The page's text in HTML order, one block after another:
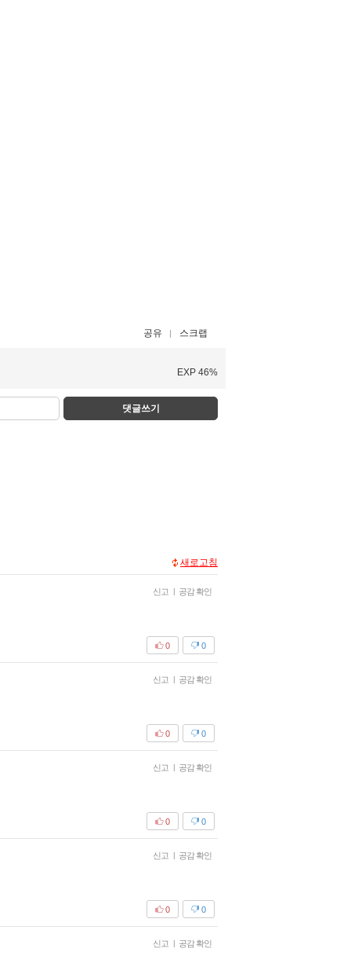
공유 스크랩
EXP 46%
댓글쓰기
새로고침
신고 | 공감 확인
0
0
신고 | 공감 확인
0
0
신고 | 공감 확인
0
0
신고 | 공감 확인
0
0
신고 | 공감 확인